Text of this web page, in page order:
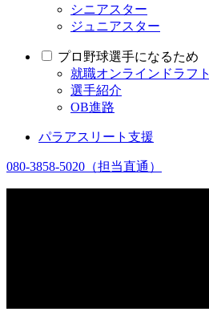
シニアスター
ジュニアスター
プロ野球選手になるため
就職オンラインドラフト
選手紹介
OB進路
パラアスリート支援
080-3858-5020 （担当直通）